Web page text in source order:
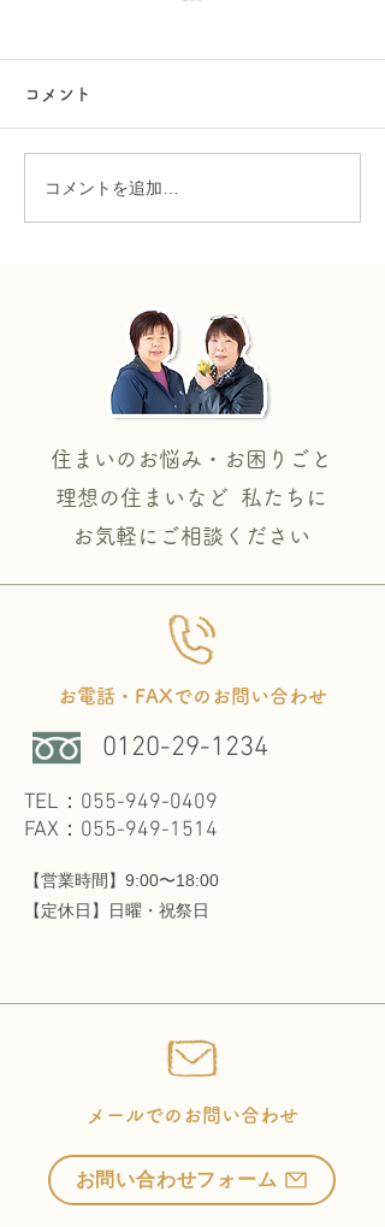
コメント
コメントを追加…
住まいのお悩み・お困りごと
理想の住まいなど 私たちに
​お気軽にご相談ください
お電話・FAXでのお問い合わせ
0120-29-1234
TEL：055-949-0409
FAX：055-949-1514
【営業時間】9:00〜18:00
​【定休日】日曜・祝祭日
メールでのお問い合わせ
お問い合わせフォーム